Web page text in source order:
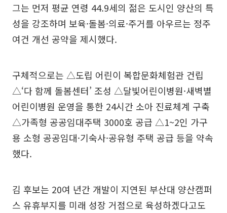
그는 먼저 평균 연령 44.9세의 젊은 도시인 양산의 특
성을 강조하며 보육·돌봄·의료·주거를 아우르는 정주
여건 개선 공약을 제시했다.
구체적으로는 △도립 어린이 복합문화체험관 건립
△‘다 함께 돌봄센터’ 조성 △달빛어린이병원·새벽별
어린이병원 운영을 통한 24시간 소아 진료체계 구축
△가족형 공공임대주택 3000호 공급 △1~2인 가구
용 소형 공공임대·기숙사·공유형 주택 공급 등을 약속
했다.
김 후보는 20여 년간 개발이 지연된 부산대 양산캠퍼
스 유휴부지를 미래 성장 거점으로 육성하겠다고도